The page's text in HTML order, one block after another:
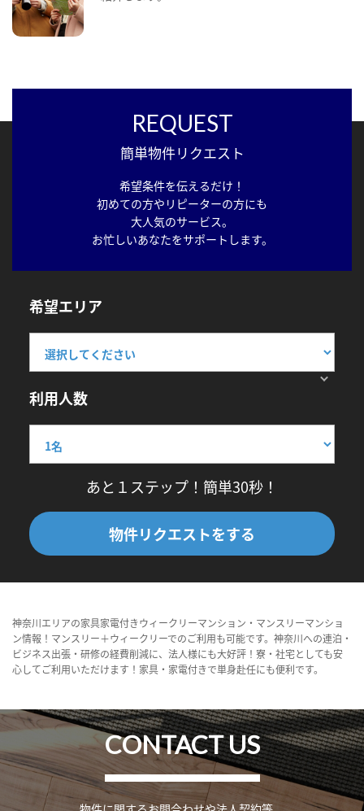
REQUEST
簡単物件リクエスト
希望条件を伝えるだけ！
初めての方やリピーターの方にも
大人気のサービス。
お忙しいあなたをサポートします。
希望エリア
利用人数
あと１ステップ！簡単30秒！
物件リクエストをする
神奈川エリアの家具家電付きウィークリーマンション・マンスリーマンショ
ン情報！マンスリー＋ウィークリーでのご利用も可能です。神奈川への連泊・
ビジネス出張・研修の経費削減に、法人様にも大好評！寮・社宅としても安
心してご利用いただけます！家具・家電付きで単身赴任にも便利です。
CONTACT US